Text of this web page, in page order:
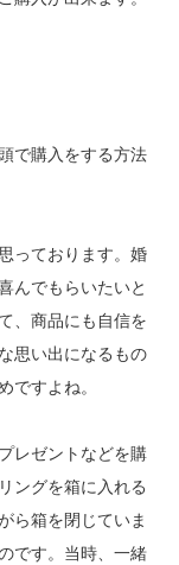
で購入をする方法
っております。婚
んでもらいたいと
、商品にも自信を
思い出になるもの
ですよね。
レゼントなどを購
ングを箱に入れる
ら箱を閉じていま
です。当時、一緒